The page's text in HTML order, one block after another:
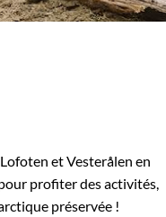
et Vesterålen en
profiter des activités,
préservée !